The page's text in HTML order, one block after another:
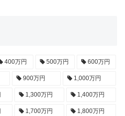
400万円 500万円 600万円
900万円 1,000万円
1,300万円 1,400万円
1,700万円 1,800万円